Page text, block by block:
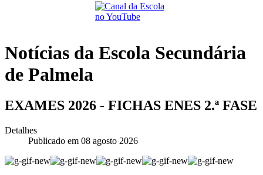
Notícias da Escola Secundária
de Palmela
EXAMES 2026 - FICHAS ENES 2.ª FASE
Detalhes
Publicado em 08 agosto 2026